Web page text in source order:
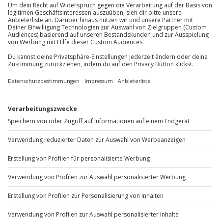
außer an bundesweiten Feiertagen:
Mo-Fr: 8-20 Uhr | Sa: 10-16 Uhr
Du möchtest als Firma bestellen?
Sichere Dir attraktive Firmenkunden Vorteile.
Mo-Fr: 9-17 Uhr
b2b@jochen-schweizer.de
www.b2b.jochen-schweizer.de/
Artikelnummer:11857